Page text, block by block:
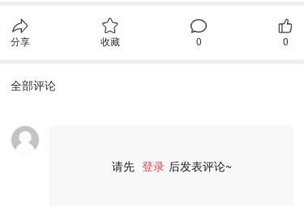
分享 收藏 0 0
全部评论
请先 登录 后发表评论~